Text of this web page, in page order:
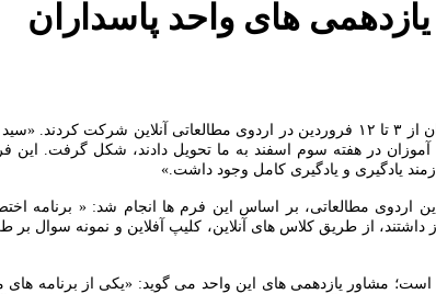
های واحد پاسداران
دانش آموزان پایه یازدهم دبیرستان دوره دوم علامه طباطبایی – واحد پاسداران از ۳ تا
آموزان در هفته سوم اسفند به ما تحویل دادند، شکل
یادگیری و یادگیری کامل وجود داشت.»
اردوی مطالعاتی، بر اساس این فرم ها انجام شد: «
داشتند، از طریق کلاس های آنلاین، کلیپ آفلاین و نمونه
مشاور یازدهمی های این واحد می گوید: «یکی از برنامه